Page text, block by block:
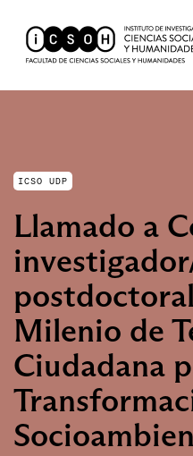
ICSO UDP
Llamado a
Milenio de
Ciudadana